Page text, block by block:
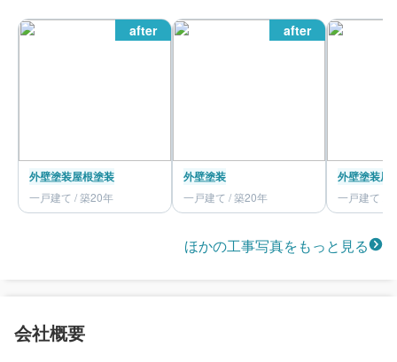
after
外壁塗装屋根塗装
一戸建て / 築20年
after
外壁塗装
一戸建て / 築20年
外壁塗装屋
一戸建て /
ほかの工事写真をもっと見る
会社概要